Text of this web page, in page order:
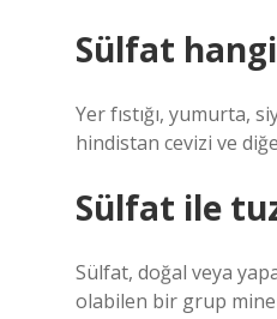
Sülfat
Yer fıstığı, yumurta,
hindistan cevizi ve
Sülfat ile
‌Sülfat, doğal veya
olabilen bir grup